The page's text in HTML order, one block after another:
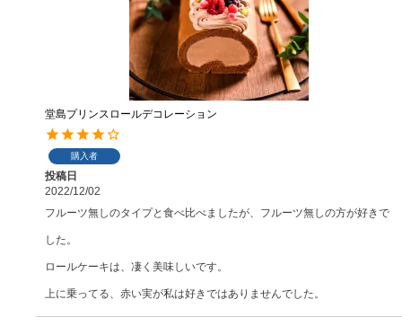
堂島プリンスロールデコレーション
購入者
投稿日
2022/12/02
フルーツ無しのタイプと食べ比べましたが、フルーツ無しの方が好きで
した。
ロールケーキは、凄く美味しいです。
上に乗ってる、赤い実が私は好きではありませんでした。